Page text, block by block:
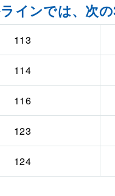
インでは、次
113
114
116
123
124